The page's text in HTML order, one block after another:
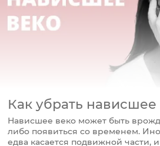
Как убрать нависшее
Нависшее веко может быть
либо появиться со временем.
едва касается подвижной части,